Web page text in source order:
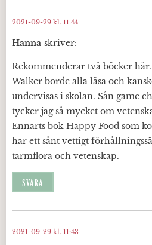
Hanna skriver:
2021-09-29 kl. 11:44
Rekommenderar två böcker
Walker borde alla läsa och
undervisas i skolan. Sån game
tycker jag så mycket om
Ennarts bok Happy Food som
har ett sånt vettigt
tarmflora och vetenskap.
SVARA
2021-09-29 kl. 11:43